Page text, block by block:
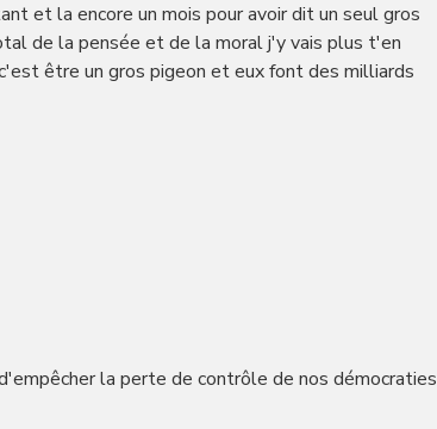
et la encore un mois pour avoir dit un seul gros
de la pensée et de la moral j'y vais plus t'en
être un gros pigeon et eux font des milliards
la perte de contrôle de nos démocraties